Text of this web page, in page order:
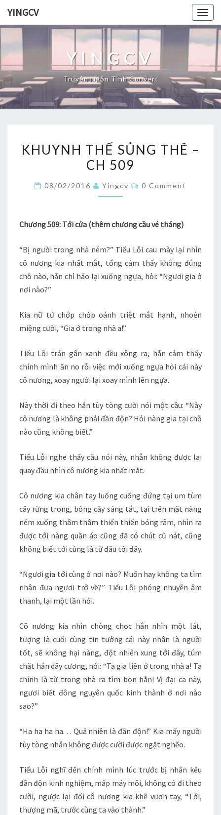
content
YINGCV
YINGCV
Truyện Ngôn Tình Convert
THẾ
SỦNG
KHUYNH THẾ SỦNG THÊ –
CH 509
08/02/2016 Yingcv Comments
0 Comment
Chương 509: Tới cửa (thêm chương cầu vé tháng)
“Bị người trong nhà ném?” Tiểu Lỗi cau mày lại nhìn
cô nương kia nhất mắt, tổng cảm thấy không đúng
chỗ nào, hắn chỉ hảo lại xuống ngựa, hỏi: “Ngươi gia ở
nơi nào?”
Kia nữ tử chớp chớp oánh triệt mắt hạnh, nhoẻn
miệng cười, “Gia ở trong nhà a!”
Tiểu Lỗi trán gân xanh đều xông ra, hắn cảm thấy
chính mình ăn no rỗi việc mới xuống ngựa hỏi cái này
cô nương, xoay người lại xoay mình lên ngựa.
Này thời đi theo hắn tùy tòng cười nói một câu: “Này
cô nương là không phải đần độn? Hỏi nàng gia tại chỗ
nào cũng không biết.”
Tiểu Lỗi nghe thấy câu nói này, nhẫn không được lại
quay đầu nhìn cô nương kia nhất mắt.
Cô nương kia chân tay luống cuống đứng tại um tùm
cây rừng trong, bóng cây sáng tắt, tại trên mặt nàng
ném xuống thâm thâm thiển thiển bóng râm, nhìn ra
được tới nàng quần áo cũng đã có chút cũ nát, cũng
không biết tới cùng là từ đâu tới đây.
“Ngươi gia tới cùng ở nơi nào? Muốn hay không ta tìm
nhân đưa ngươi trở về?” Tiểu Lỗi phóng nhuyễn âm
thanh, lại một lần hỏi.
Cô nương kia nhìn chòng chọc hắn nhìn một lát,
tượng là cuối cùng tin tưởng cái này nhân là người
tốt, sẽ không hại nàng, đột nhiên xung tới đây, túm
chặt hắn dây cương, nói: “Ta gia liền ở trong nhà a! Ta
chính là từ trong nhà ra tìm bọn hắn! Vị đại ca này,
ngươi biết đông nguyên quốc kinh thành ở nơi nào
sao?”
“Ha ha ha ha. . . Quả nhiên là đần độn!” Kia mấy người
tùy tòng nhẫn không được cười được ngặt nghẽo.
Tiểu Lỗi nghĩ đến chính mình lúc trước bị nhân kêu
đần độn kinh nghiệm, mấp máy môi, không có đi theo
cười, ngược lại đối cô nương kia khẽ vươn tay, “Tới,
thượng mã, trước cùng ta vào thành.”